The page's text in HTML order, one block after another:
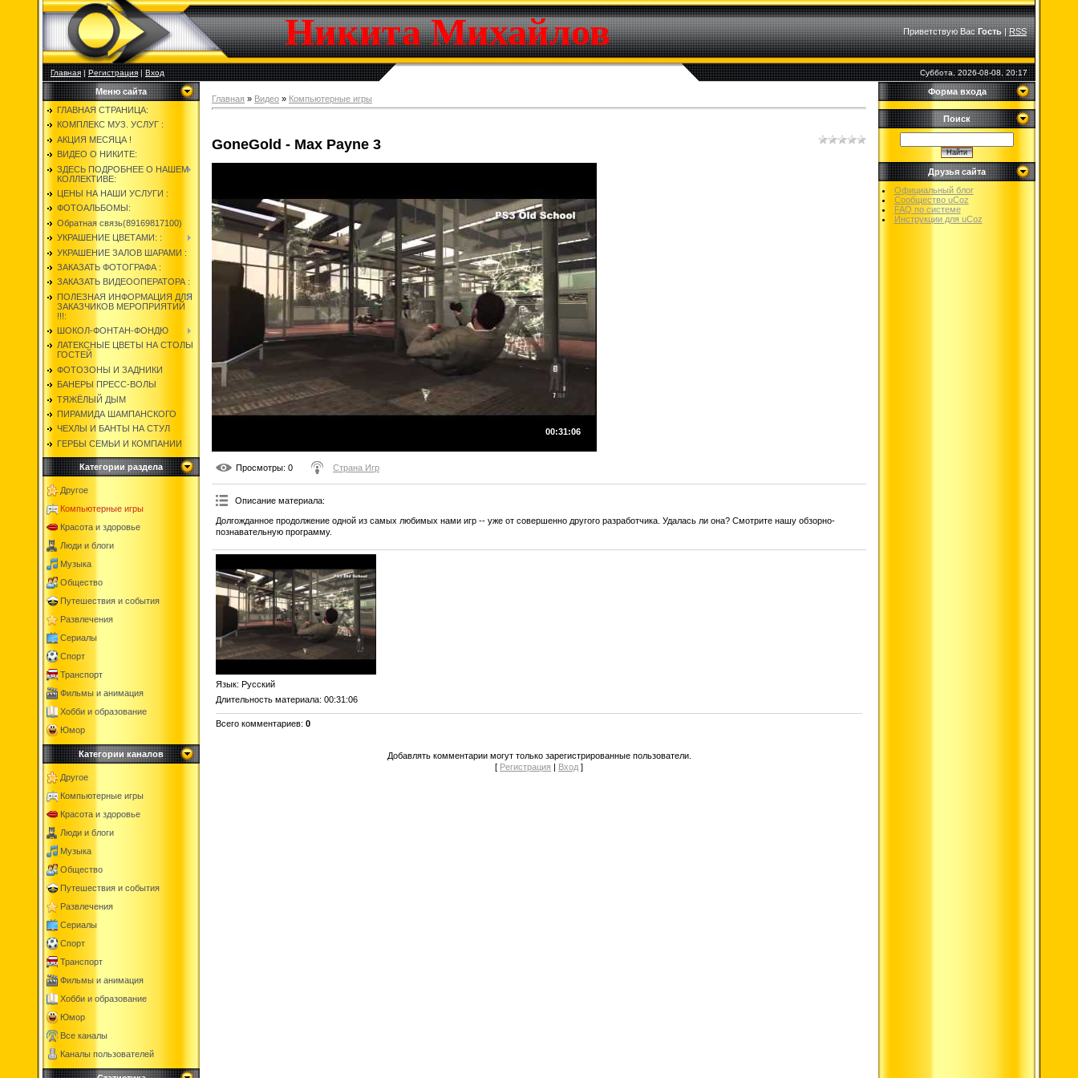
Никита Михайлов Приветствую Вас Гость|RSS
Главная|Регистрация|Вход Суббота, 2026-08-08, 20:17
Меню сайта
ГЛАВНАЯ СТРАНИЦА:
КОМПЛЕКС МУЗ. УСЛУГ :
АКЦИЯ МЕСЯЦА !
ВИДЕО О НИКИТЕ:
ЗДЕСЬ ПОДРОБНЕЕ О НАШЕМ
КОЛЛЕКТИВЕ:
ЦЕНЫ НА НАШИ УСЛУГИ :
ФОТОАЛЬБОМЫ:
Обратная связь(89169817100)
УКРАШЕНИЕ ЦВЕТАМИ: :
УКРАШЕНИЕ ЗАЛОВ ШАРАМИ :
ЗАКАЗАТЬ ФОТОГРАФА :
ЗАКАЗАТЬ ВИДЕООПЕРАТОРА :
ПОЛЕЗНАЯ ИНФОРМАЦИЯ ДЛЯ
ЗАКАЗЧИКОВ МЕРОПРИЯТИЙ
!!!:
ШОКОЛ-ФОНТАН-ФОНДЮ
ЛАТЕКСНЫЕ ЦВЕТЫ НА СТОЛЫ
ГОСТЕЙ
ФОТОЗОНЫ И ЗАДНИКИ
БАНЕРЫ ПРЕСС-ВОЛЫ
ТЯЖЁЛЫЙ ДЫМ
ПИРАМИДА ШАМПАНСКОГО
ЧЕХЛЫ И БАНТЫ НА СТУЛ
ГЕРБЫ СЕМЬИ И КОМПАНИИ
Категории раздела
Другое
Компьютерные игры
Красота и здоровье
Люди и блоги
Музыка
Общество
Путешествия и события
Развлечения
Сериалы
Спорт
Транспорт
Фильмы и анимация
Хобби и образование
Юмор
Категории каналов
Другое
Компьютерные игры
Красота и здоровье
Люди и блоги
Музыка
Общество
Путешествия и события
Развлечения
Сериалы
Спорт
Транспорт
Фильмы и анимация
Хобби и образование
Юмор
Все каналы
Каналы пользователей
Главная » Видео » Компьютерные игры
GoneGold - Max Payne 3
00:31:06
Просмотры: 0 Страна Игр
Описание материала:
Долгожданное продолжение одной из самых любимых нами игр -- уже от совершенно другого разработчика. Удалась ли она? Смотрите нашу обзорно-
познавательную программу.
Язык: Русский
Длительность материала: 00:31:06
Всего комментариев: 0
Добавлять комментарии могут только зарегистрированные пользователи.
[ Регистрация | Вход ]
Форма входа
Поиск
Друзья сайта
Официальный блог
Сообщество uCoz
FAQ по системе
Инструкции для uCoz